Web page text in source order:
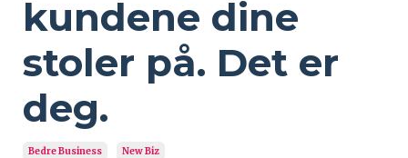
kundene dine
stoler på. Det er
deg.
Bedre Business New Biz